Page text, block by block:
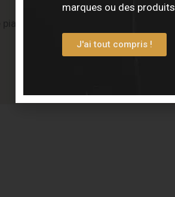
marques ou des
J'ai tout compris !